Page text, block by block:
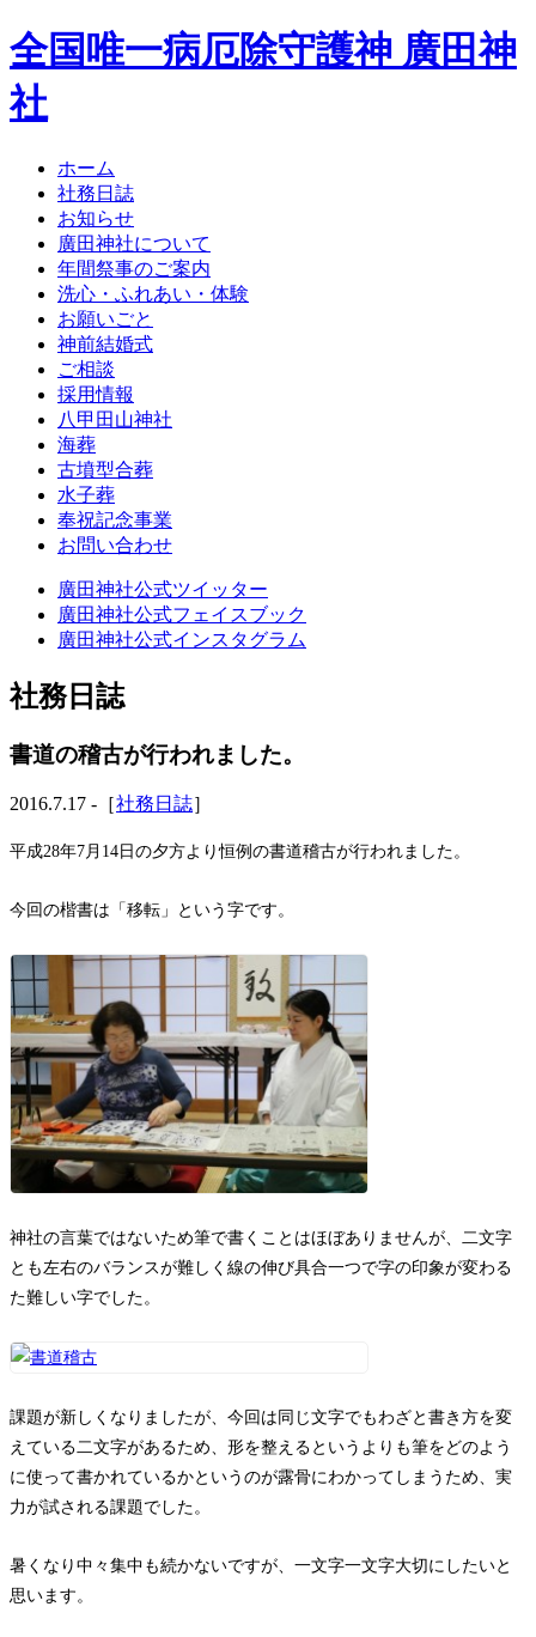
全国唯一病厄除守護神 廣田神
社
ホーム
社務日誌
お知らせ
廣田神社について
年間祭事のご案内
洗心・ふれあい・体験
お願いごと
神前結婚式
ご相談
採用情報
八甲田山神社
海葬
古墳型合葬
水子葬
奉祝記念事業
お問い合わせ
廣田神社公式ツイッター
廣田神社公式フェイスブック
廣田神社公式インスタグラム
社務日誌
書道の稽古が行われました。
2016.7.17 -［社務日誌］
平成28年7月14日の夕方より恒例の書道稽古が行われました。
今回の楷書は「移転」という字です。
神社の言葉ではないため筆で書くことはほぼありませんが、二文字
とも左右のバランスが難しく線の伸び具合一つで字の印象が変わる
た難しい字でした。
課題が新しくなりましたが、今回は同じ文字でもわざと書き方を変
えている二文字があるため、形を整えるというよりも筆をどのよう
に使って書かれているかというのが露骨にわかってしまうため、実
力が試される課題でした。
暑くなり中々集中も続かないですが、一文字一文字大切にしたいと
思います。